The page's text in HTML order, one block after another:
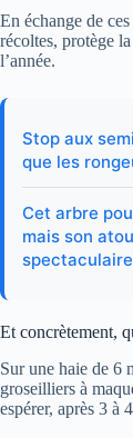
En échange de
récoltes, protège
l’année.
Stop aux
que les
Cet arbre
mais son
spectaculaire
Et concrètement,
Sur une haie de 6
groseilliers à
espérer, après 3 à